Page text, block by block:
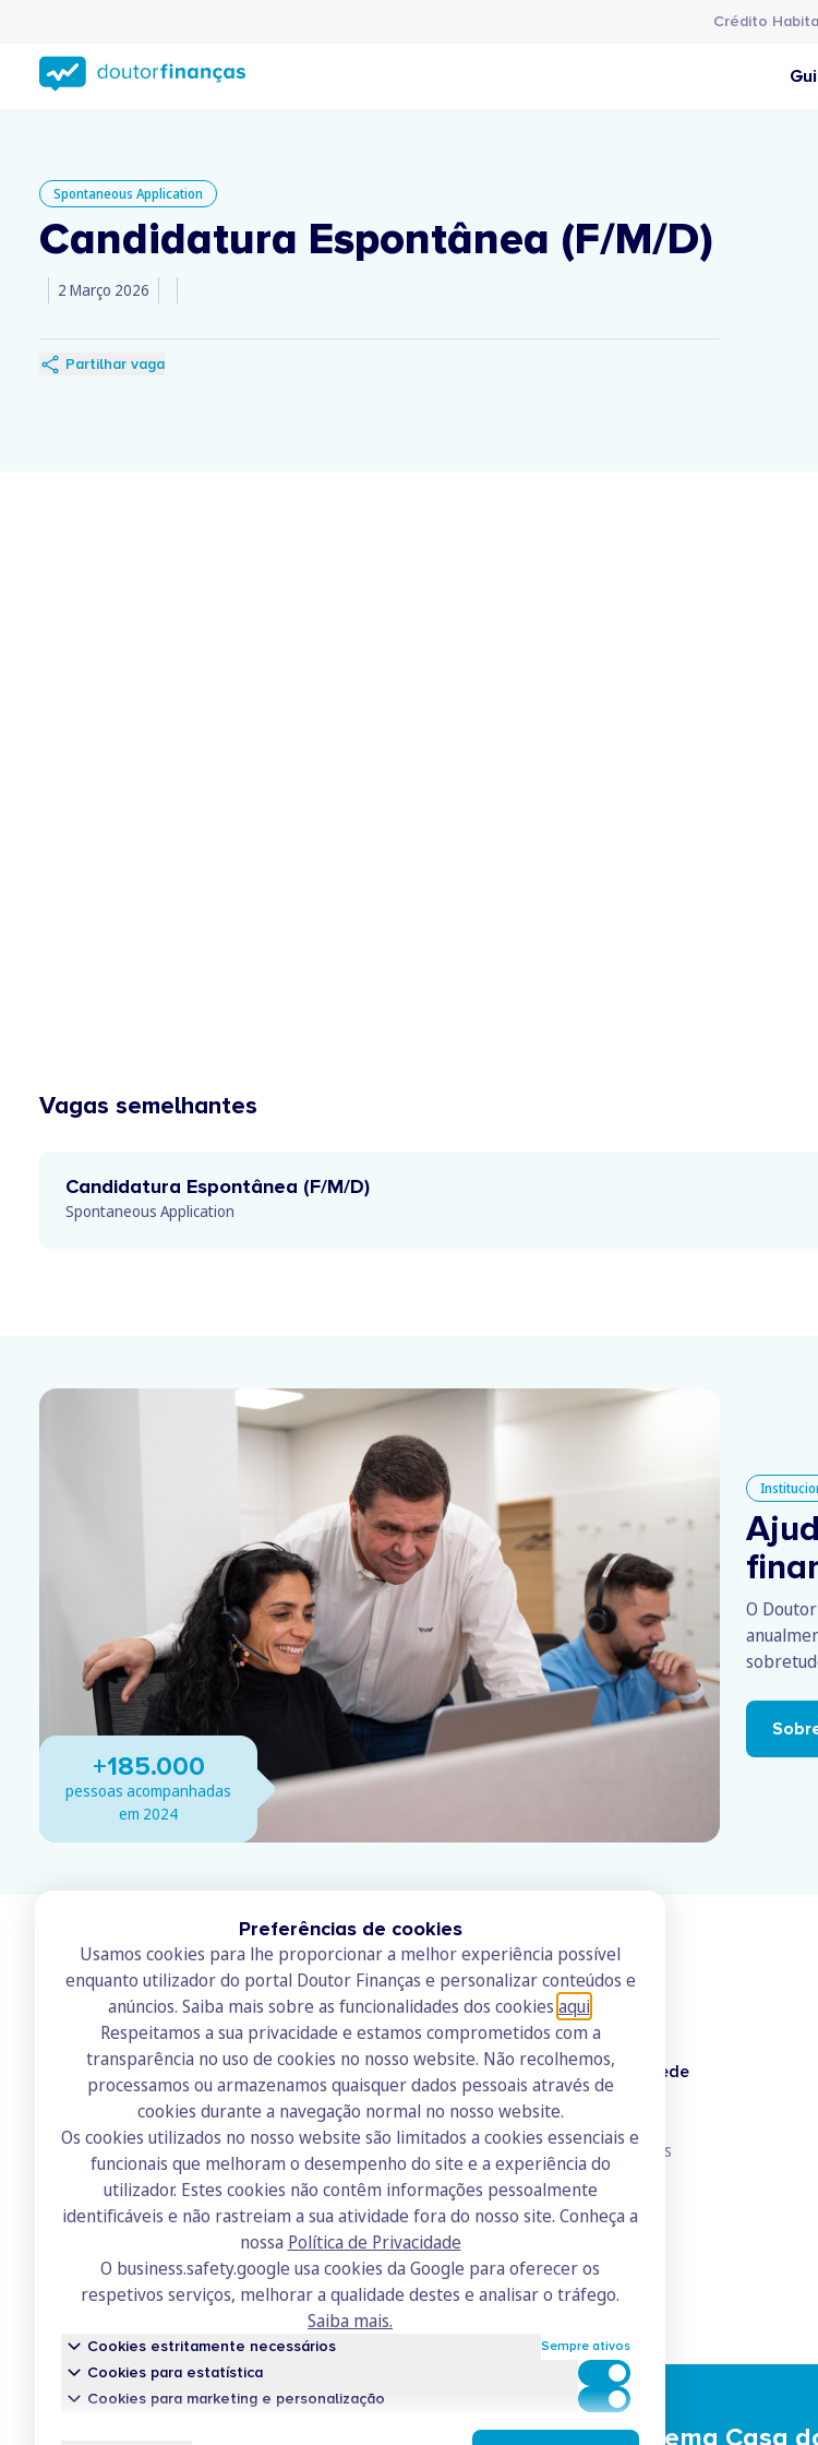
conteúdo
principal
Crédito
Spontaneous Application
Candidatura Espontânea (F/M/D)
2 Março 2026
Partilhar vaga
Vagas semelhantes
Candidatura Espontânea (F/M/D)
Spontaneous Application
O
+185.000
pessoas acompanhadas
em 2024
Preferências de cookies
Usamos cookies para lhe proporcionar a melhor experiência possível
enquanto utilizador do portal Doutor Finanças e personalizar conteúdos e
anúncios. Saiba mais sobre as funcionalidades dos cookies aqui
Respeitamos a sua privacidade e estamos comprometidos com a
transparência no uso de cookies no nosso website. Não recolhemos,
processamos ou armazenamos quaisquer dados pessoais através de
cookies durante a navegação normal no nosso website.
Os cookies utilizados no nosso website são limitados a cookies essenciais e
funcionais que melhoram o desempenho do site e a experiência do
utilizador. Estes cookies não contêm informações pessoalmente
identificáveis e não rastreiam a sua atividade fora do nosso site. Conheça a
nossa Política de Privacidade
O business.safety.google usa cookies da Google para oferecer os
respetivos serviços, melhorar a qualidade destes e analisar o tráfego.
Saiba mais.
Cookies estritamente necessários Sempre ativos
Cookies para estatística Cookies para estatística
Cookies para marketing e personalização Cookies para marketing e
Conheça o Ecossistema Casa
Doutor Finanças
Contactos
Recrutamento
Academia
Doutor Finanças Rede
Junte-se à Rede
Consulte todos os ICs